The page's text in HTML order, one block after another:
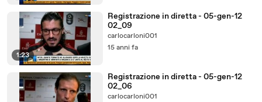
1:23
Registrazione in diretta - 05-gen-12
02_09
carlocarloni001
15 anni fa
Registrazione in diretta - 05-gen-12
02_06
carlocarloni001